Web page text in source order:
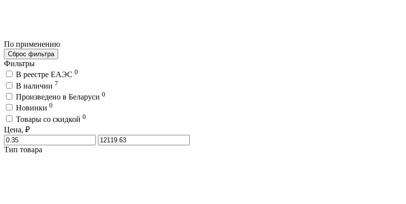
По применению
Сброс фильтра
Фильтры
В реестре ЕАЭС 0
В наличии 7
Произведено в Беларуси 0
Новинки 0
Товары со скидкой 0
Цена, ₽
Тип товара